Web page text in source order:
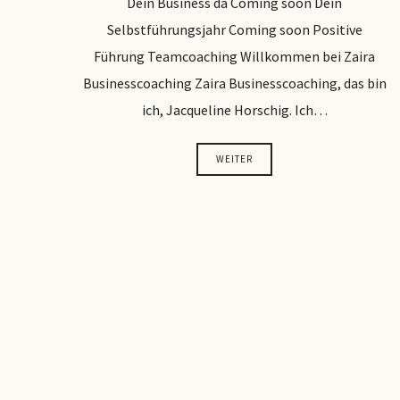
Selbstführungsjahr Coming soon Positive
Führung Teamcoaching Willkommen bei Zaira
Businesscoaching Zaira Businesscoaching, das bin
ich, Jacqueline Horschig. Ich…
WEITER